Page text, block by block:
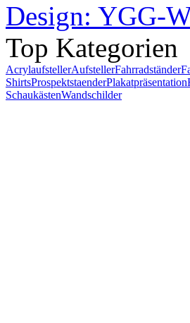
Design: YGG-
Top Kategorien
AcrylaufstellerAufstellerFahrradständer
ShirtsProspektstaenderPlakatpräsentation
SchaukästenWandschilder